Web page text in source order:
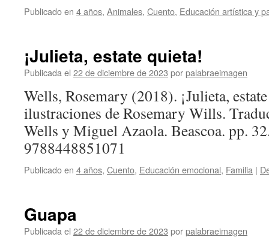
Publicado en 4 años, Animales, Cuento, Educación artística y
¡Julieta, estate quieta!
Publicada el 22 de diciembre de 2023 porpalabraeimagen
Wells, Rosemary (2018). ¡Julieta,
ilustraciones de Rosemary Wills.
Wells y Miguel Azaola. Beascoa. pp.
9788448851071
Publicado en 4 años, Cuento, Educación emocional, Familia |
Guapa
Publicada el 22 de diciembre de 2023 porpalabraeimagen